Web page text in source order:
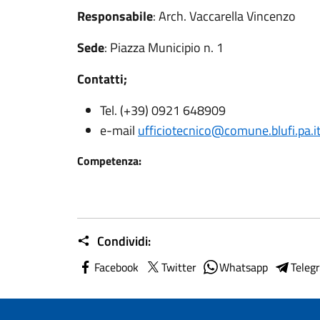
Responsabile: Arch. Vaccarella Vincenzo
Sede: Piazza Municipio n. 1
Contatti;
Tel. (+39) 0921 648909
e-mail ufficiotecnico@comune.blufi.pa.it
Competenza:
Condividi:
Facebook Twitter Whatsapp